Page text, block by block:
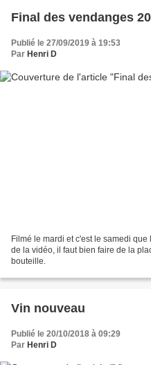
Final des vendanges
Publié le 27/09/2019 à 19:53
Par Henri D
Filmé le mardi et c'est le samedi
de la vidéo, il faut bien faire de la
bouteille.
Vin nouveau
Publié le 20/10/2018 à 09:29
Par Henri D